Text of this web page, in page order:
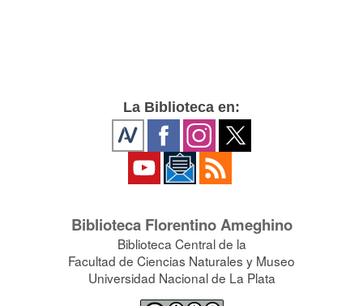
La Biblioteca en:
Biblioteca Florentino Ameghino
Biblioteca Central de la
Facultad de Ciencias Naturales y Museo
Universidad Nacional de La Plata